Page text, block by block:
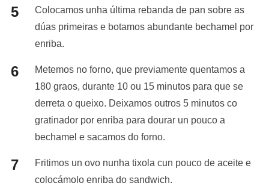
Colocamos unha última rebanda de pan sobre as
dúas primeiras e botamos abundante bechamel por
enriba.
Metemos no forno, que previamente quentamos a
180 graos, durante 10 ou 15 minutos para que se
derreta o queixo. Deixamos outros 5 minutos co
gratinador por enriba para dourar un pouco a
bechamel e sacamos do forno.
Fritimos un ovo nunha tixola cun pouco de aceite e
colocámolo enriba do sandwich.